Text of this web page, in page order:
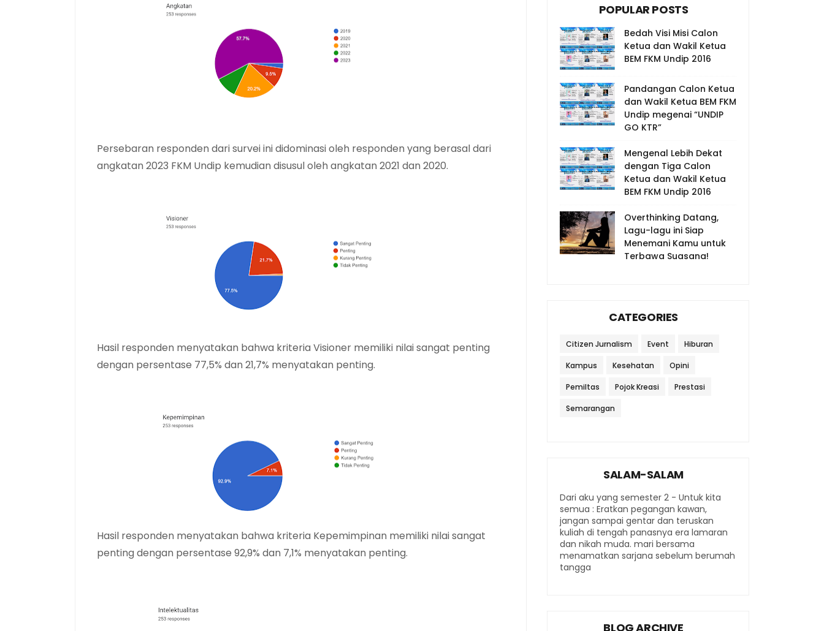
Persebaran responden dari survei ini didominasi oleh responden yang berasal dari
angkatan 2023 FKM Undip kemudian disusul oleh angkatan 2021 dan 2020.
Hasil responden menyatakan bahwa kriteria Visioner memiliki nilai sangat penting
dengan persentase 77,5% dan 21,7% menyatakan penting.
Hasil responden menyatakan bahwa kriteria Kepemimpinan memiliki nilai sangat
penting dengan persentase 92,9% dan 7,1% menyatakan penting.
POPULAR POSTS
Bedah Visi Misi Calon
Ketua dan Wakil Ketua
BEM FKM Undip 2016
Pandangan Calon Ketua
dan Wakil Ketua BEM FKM
Undip megenai “UNDIP
GO KTR”
Mengenal Lebih Dekat
dengan Tiga Calon
Ketua dan Wakil Ketua
BEM FKM Undip 2016
Overthinking Datang,
Lagu-lagu ini Siap
Menemani Kamu untuk
Terbawa Suasana!
CATEGORIES
Citizen Jurnalism Event Hiburan
Kampus Kesehatan Opini
Pemiltas Pojok Kreasi Prestasi
Semarangan
SALAM-SALAM
Dari aku yang semester 2 - Untuk kita
semua : Eratkan pegangan kawan,
jangan sampai gentar dan teruskan
kuliah di tengah panasnya era lamaran
dan nikah muda. mari bersama
menamatkan sarjana sebelum berumah
tangga
BLOG ARCHIVE